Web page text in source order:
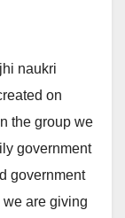
naukri
on
the group we
government
government
are giving